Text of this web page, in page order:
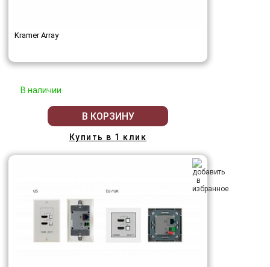
Kramer Array
В наличии
В КОРЗИНУ
Купить в 1 клик